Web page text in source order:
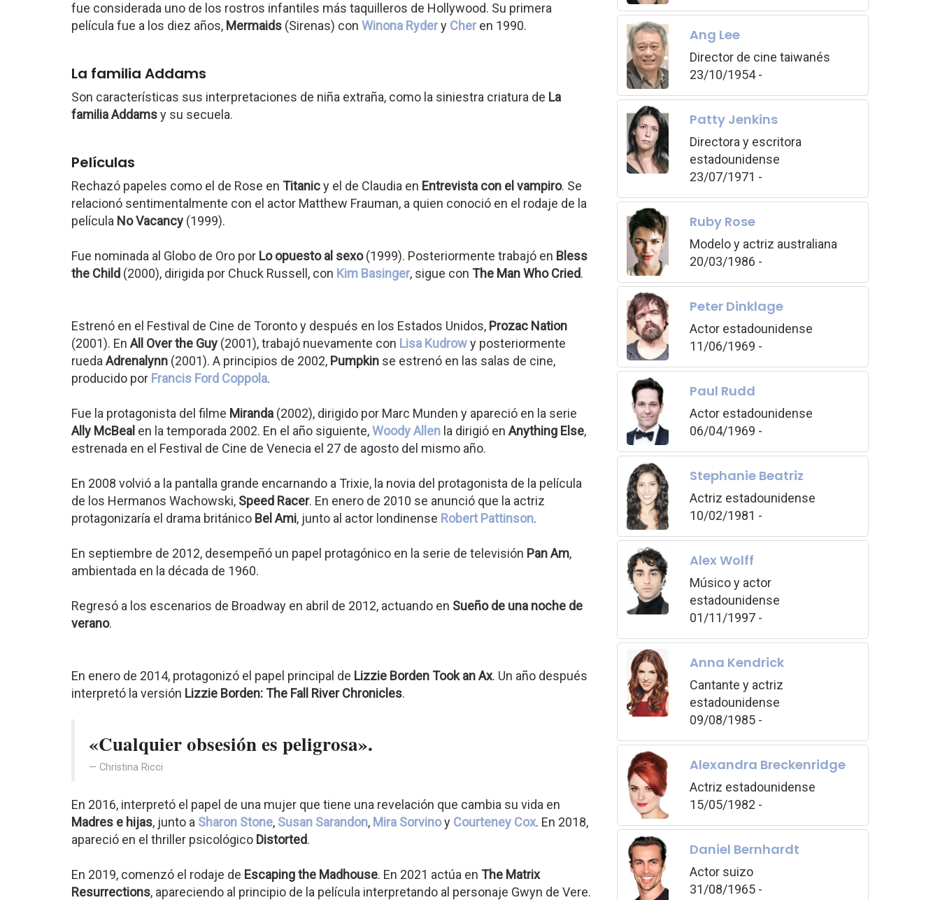
fue considerada uno de los rostros infantiles más taquilleros de Hollywood. Su primera
película fue a los diez años, Mermaids (Sirenas) con Winona Rydery Cheren 1990.
La familia Addams
Son características sus interpretaciones de niña extraña, como la siniestra criatura de La
familia Addamsy su secuela.
Películas
Rechazó papeles como el de Rose en Titanicy el de Claudia en Entrevista con el vampiro. Se
relacionó sentimentalmente con el actor Matthew Frauman, a quien conoció en el rodaje de la
película No Vacancy (1999).
Fue nominada al Globo de Oro por Lo opuesto al sexo(1999). Posteriormente trabajó en Bless
the Child (2000), dirigida por Chuck Russell, con Kim Basinger, sigue con The Man Who Cried.
Estrenó en el Festival de Cine de Toronto y después en los Estados Unidos, Prozac Nation
(2001). En All Over the Guy (2001), trabajó nuevamente con Lisa Kudrowy posteriormente
rueda Adrenalynn (2001). A principios de 2002, Pumpkin se estrenó en las salas de cine,
producido por Francis Ford Coppola.
Fue la protagonista del filme Miranda (2002), dirigido por Marc Munden y apareció en la serie
Ally McBeal en la temporada 2002. En el año siguiente,Woody Allen la dirigió en Anything Else,
estrenada en el Festival de Cine de Venecia el 27 de agosto del mismo año.
En 2008 volvió a la pantalla grande encarnando a Trixie, la novia del protagonista de la película
de los Hermanos Wachowski, Speed Racer. En enero de 2010 se anunció que la actriz
protagonizaría el drama británico Bel Ami, junto al actor londinense Robert Pattinson.
En septiembre de 2012, desempeñó un papel protagónico en la serie de televisión Pan Am,
ambientada en la década de 1960.
Regresó a los escenarios de Broadway en abril de 2012, actuando en Sueño de una noche de
verano.
En enero de 2014, protagonizó el papel principal de Lizzie Borden Took an Ax. Un año después
interpretó la versión Lizzie Borden: The Fall River Chronicles.
«Cualquier obsesión es peligrosa».
Christina Ricci
En 2016, interpretó el papel de una mujer que tiene una revelación que cambia su vida en
Madres e hijas, junto a Sharon Stone, Susan Sarandon, Mira Sorvinoy Courteney Cox. En 2018,
apareció en el thriller psicológico Distorted.
En 2019, comenzó el rodaje de Escaping the Madhouse. En 2021 actúa en The Matrix
Resurrections, apareciendo al principio de la película interpretando al personaje Gwyn de Vere.
Ang Lee
Director de cine taiwanés
23/10/1954 -
Patty Jenkins
Directora y escritora
estadounidense
23/07/1971 -
Ruby Rose
Modelo y actriz australiana
20/03/1986 -
Peter Dinklage
Actor estadounidense
11/06/1969 -
Paul Rudd
Actor estadounidense
06/04/1969 -
Stephanie Beatriz
Actriz estadounidense
10/02/1981 -
Alex Wolff
Músico y actor
estadounidense
01/11/1997 -
Anna Kendrick
Cantante y actriz
estadounidense
09/08/1985 -
Alexandra Breckenridge
Actriz estadounidense
15/05/1982 -
Daniel Bernhardt
Actor suizo
31/08/1965 -